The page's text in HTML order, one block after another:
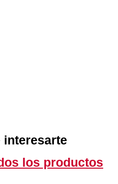
interesarte
los productos